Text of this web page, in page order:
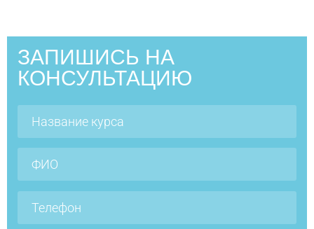
ЗАПИШИСЬ НА
КОНСУЛЬТАЦИЮ